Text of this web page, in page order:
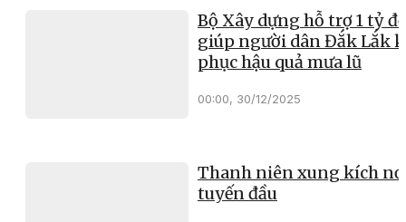
Bộ Xây dựng hỗ trợ 1 tỷ
giúp người dân Đắk Lắk
phục hậu quả mưa lũ
00:00, 30/12/2025
Thanh niên xung kích
tuyến đầu